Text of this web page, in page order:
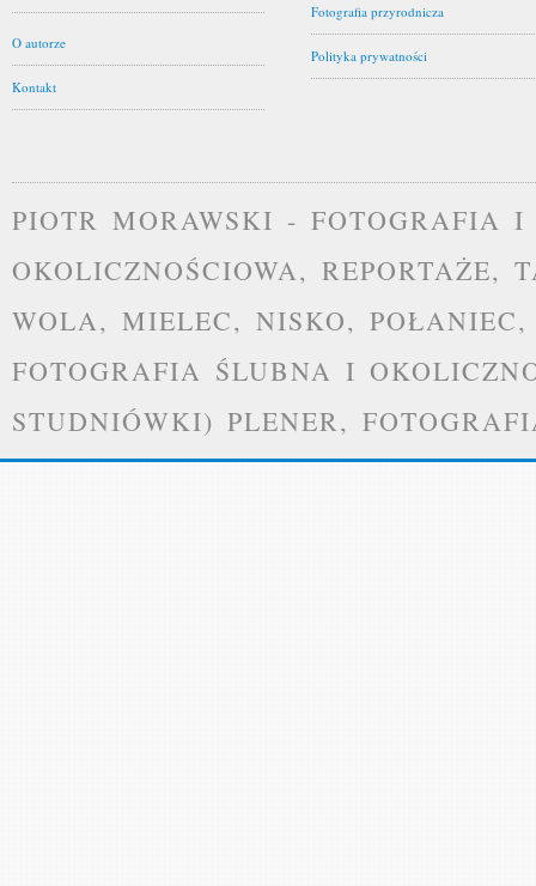
O autorze
Kontakt
Fotografia przyrodnicza
Polityka prywatności
PIOTR MORAWSKI - FOTOGRAFIA
OKOLICZNOŚCIOWA, REPORTAŻE,
WOLA, MIELEC, NISKO, POŁANIEC,
FOTOGRAFIA ŚLUBNA I
STUDNIÓWKI) PLENER,